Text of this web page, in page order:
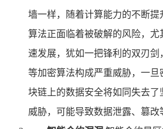
墙一样，随着计算能力的不断
算法正面临着被破解的风险，
速发展，犹如一把锋利的双刃剑
等加密算法构成严重威胁，一旦
块链上的数据安全将如同失去了
威胁，可能导致数据泄露、篡改